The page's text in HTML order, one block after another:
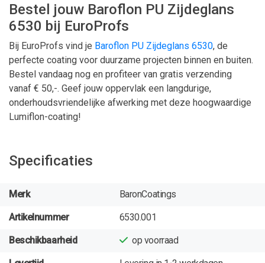
Bestel jouw Baroflon PU Zijdeglans
6530 bij EuroProfs
Bij EuroProfs vind je Baroflon PU Zijdeglans 6530, de
perfecte coating voor duurzame projecten binnen en buiten.
Bestel vandaag nog en profiteer van gratis verzending
vanaf € 50,-. Geef jouw oppervlak een langdurige,
onderhoudsvriendelijke afwerking met deze hoogwaardige
Lumiflon-coating!
Specificaties
Merk BaronCoatings
Artikelnummer 6530.001
Beschikbaarheid op voorraad